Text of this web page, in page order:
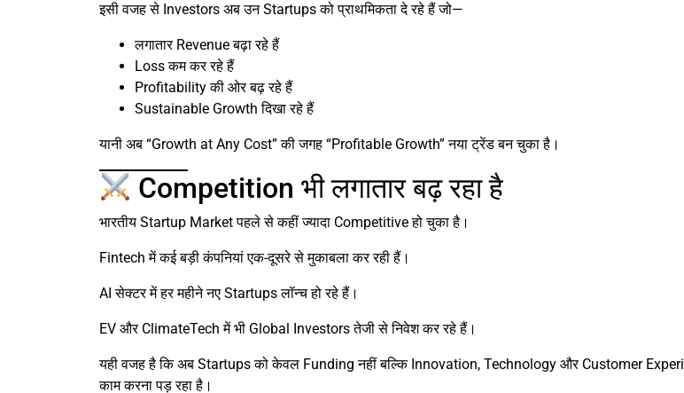
इसी वजह से Investors अब उन Startups को प्राथमिकता दे रहे हैं जो—
लगातार Revenue बढ़ा रहे हैं
Loss कम कर रहे हैं
Profitability की ओर बढ़ रहे हैं
Sustainable Growth दिखा रहे हैं
यानी अब “Growth at Any Cost” की जगह “Profitable Growth” नया ट्रेंड बन चुका है।
Competition भी लगातार बढ़ रहा है
भारतीय Startup Market पहले से कहीं ज्यादा Competitive हो चुका है।
Fintech में कई बड़ी कंपनियां एक-दूसरे से मुकाबला कर रही हैं।
AI सेक्टर में हर महीने नए Startups लॉन्च हो रहे हैं।
EV और ClimateTech में भी Global Investors तेजी से निवेश कर रहे हैं।
यही वजह है कि अब Startups को केवल Funding नहीं बल्कि Innovation, Technology और Customer
काम करना पड़ रहा है।